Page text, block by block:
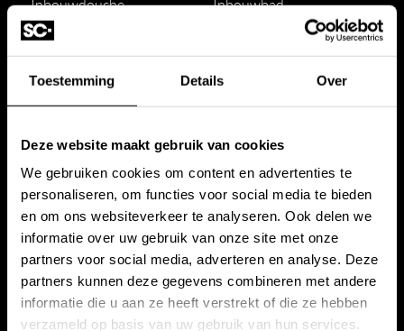
Toestemming Details Over
Deze website maakt gebruik van cookies
We gebruiken cookies om content en advertenties te
personaliseren, om functies voor social media te bieden
en om ons websiteverkeer te analyseren. Ook delen we
informatie over uw gebruik van onze site met onze
partners voor social media, adverteren en analyse. Deze
partners kunnen deze gegevens combineren met andere
informatie die u aan ze heeft verstrekt of die ze hebben
verzameld op basis van uw gebruik van hun services.
Inbouwdouche
Opbouwdouche
Sunshower
Regendouche
Douchewand
Douchekraan
Douche accessoires
Douche toebehoren
Inbouwbad
Badkranen
Bad accessoires
Bad toebehoren
Wastafels Toilet